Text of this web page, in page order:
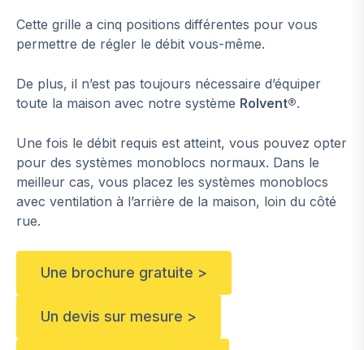
Cette grille a cinq positions différentes pour vous
permettre de régler le débit vous-même.
De plus, il n’est pas toujours nécessaire d’équiper
toute la maison avec notre système Rolvent®.
Une fois le débit requis est atteint, vous pouvez opter
pour des systèmes monoblocs normaux. Dans le
meilleur cas, vous placez les systèmes monoblocs
avec ventilation à l’arrière de la maison, loin du côté
rue.
Une brochure gratuite >
Un devis sur mesure >